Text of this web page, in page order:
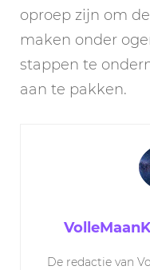
oproep zijn om
maken onder
stappen te
aan te pakken.
De redactie van